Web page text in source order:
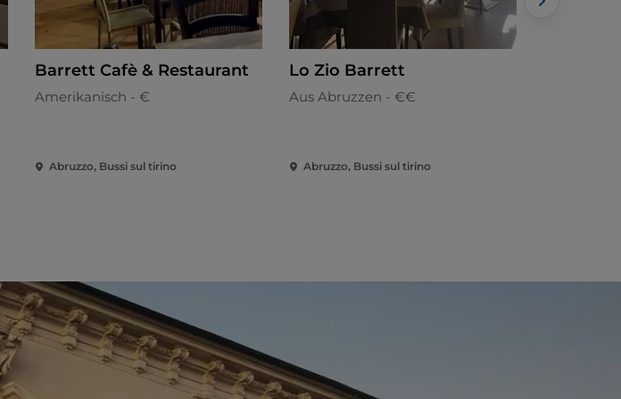
Barrett Cafè & Restaurant
Amerikanisch - €
Abruzzo, Bussi sul tirino
Lo Zio Barrett
Aus Abruzzen - €€
Abruzzo, Bussi sul tirino